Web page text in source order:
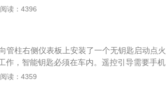
松开，雨刮器自动移动到维修位置，停止在挡
中拔出。从雨刮器臂上拆下废弃雨刮器。将新
中，将雨刮器朝雨刮器臂推进，直到雨刮器完
窗上，确保雨刮器正确固定在雨刮器臂上。再
器然后松开开关，或打开车辆点火开关，雨刮
的位置。
阅读：4396
管柱右侧仪表板上安装了一个无钥匙启动点火
作，智能钥匙必须在车内。遥控引导需要手机
遥控引导。引擎开机：关闭所有不必要的电
阅读：4359